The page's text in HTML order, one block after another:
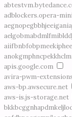
adblockers.opera-
apis.google.com
avira-pwm-
aws-bp.awsecure.net
aws-is.js-storage.net